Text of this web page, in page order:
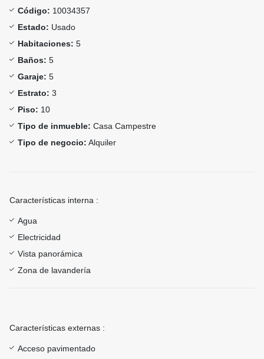
Código: 10034357
Estado: Usado
Habitaciones: 5
Baños: 5
Garaje: 5
Estrato: 3
Piso: 10
Tipo de inmueble: Casa Campestre
Tipo de negocio: Alquiler
Características interna :
Agua
Electricidad
Vista panorámica
Zona de lavandería
Características externas :
Acceso pavimentado